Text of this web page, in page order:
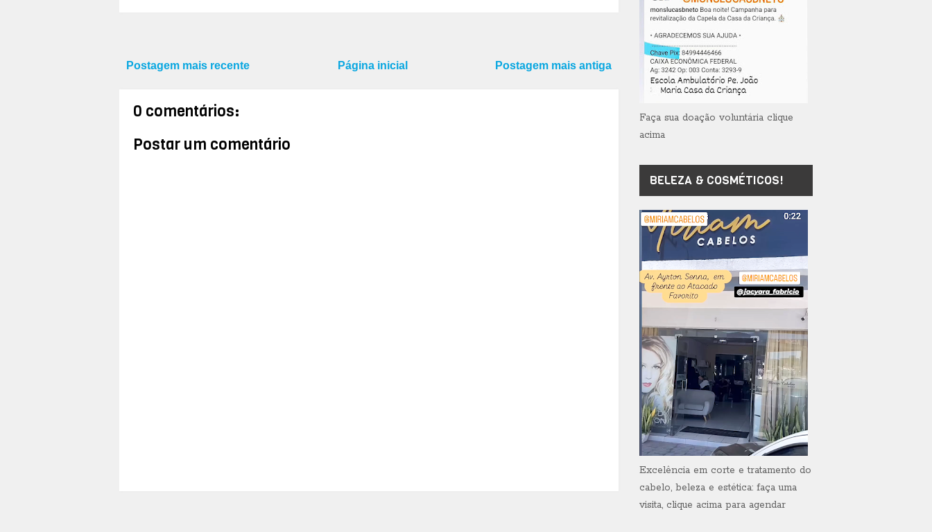
Postagem mais recente Postagem mais antiga
Página inicial
0 comentários:
Postar um comentário
Faça sua doação voluntária clique
acima
BELEZA & COSMÉTICOS!
Excelência em corte e tratamento do
cabelo, beleza e estética: faça uma
visita, clique acima para agendar